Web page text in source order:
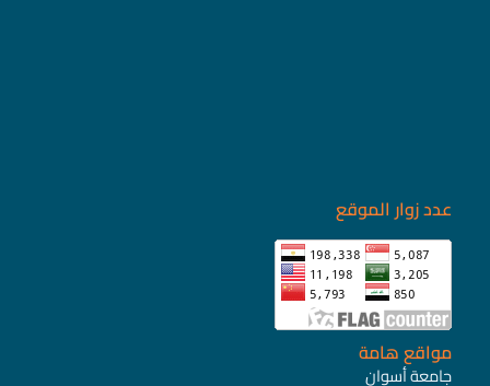
عدد زوار الموقع
مواقع هامة
جامعة أسوان